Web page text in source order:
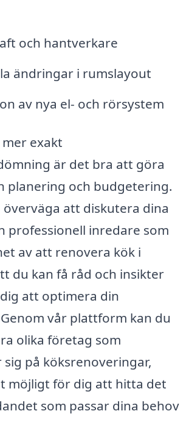
och hantverkare
ändringar i rumslayout
av nya el- och rörsystem
exakt
är det bra att göra
planering och budgetering.
överväga att diskutera dina
professionell inredare som
av att renovera kök i
du kan få råd och insikter
att optimera din
vår plattform kan du
olika företag som
sig på köksrenoveringar,
möjligt för dig att hitta det
som passar dina behov